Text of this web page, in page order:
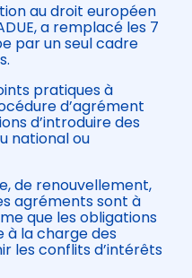
au droit européen
a remplacé les 7
par un seul cadre
pratiques à
d’agrément
d’introduire des
national ou
de renouvellement,
agréments sont à
que les obligations
à la charge des
les conflits d’intérêts